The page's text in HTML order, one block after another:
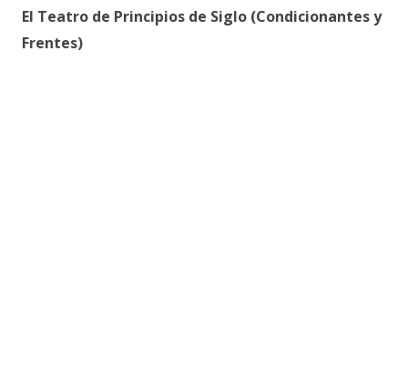
El Teatro de Principios de Siglo (Condicionantes y
Frentes)